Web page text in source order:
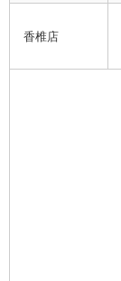
香椎店